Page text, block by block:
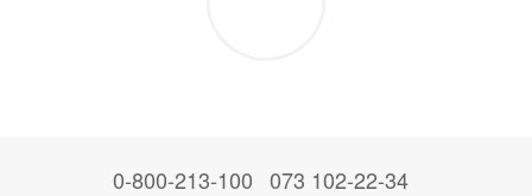
0-800-213-100 073 102-22-34